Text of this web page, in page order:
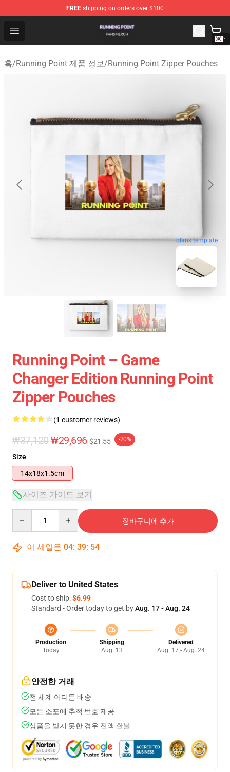
FREE shipping on orders over $100
Open menu
Running Point Shop - Official Running Point
홈/Running Point 제품 정보/Running Point Zipper Pouches
blank template
Running Point – Game
Changer Edition Running Point
Zipper Pouches
(1 customer reviews)
₩37,120₩29,696 $21.55 -20%
Size
14x18x1.5cm
사이즈 가이드 보기
장바구니에 추가
이 세일은 04: 39: 54
Deliver to United States
Cost to ship:$6.99
Standard - Order today to get byAug. 17 - Aug. 24
Production
Today
Shipping
Aug. 13
Delivered
Aug. 17 - Aug. 24
안전한 거래
전 세계 어디든 배송
모든 소포에 추적 번호 제공
상품을 받지 못한 경우 전액 환불